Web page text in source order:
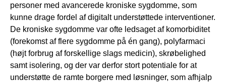
personer med avancerede kroniske sygdomme, som
kunne drage fordel af digitalt understøttede interventioner.
De kroniske sygdomme var ofte ledsaget af komorbiditet
(forekomst af flere sygdomme på én gang), polyfarmaci
(højt forbrug af forskellige slags medicin), skrøbelighed
samt isolering, og der var derfor stort potentiale for at
understøtte de ramte borgere med løsninger, som afhjalp